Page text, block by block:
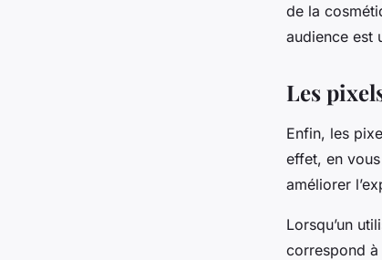
de la
audience est
Les
Enfin, les
effet, en
améliorer
Lorsqu’un
correspond